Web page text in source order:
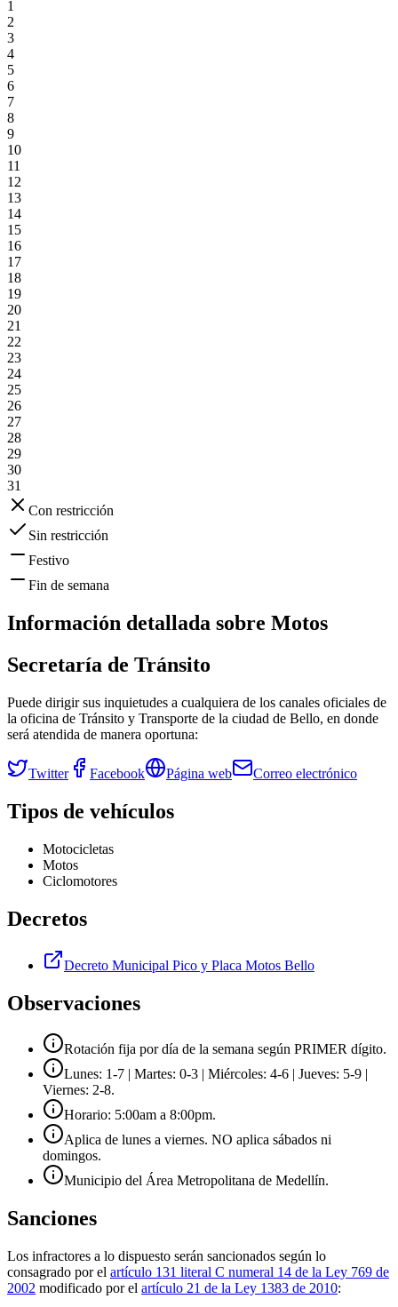
1
2
3
4
5
6
7
8
9
10
11
12
13
14
15
16
17
18
19
20
21
22
23
24
25
26
27
28
29
30
31
Con restricción
Sin restricción
Festivo
Fin de semana
Información detallada sobre Motos
Secretaría de Tránsito
Puede dirigir sus inquietudes a cualquiera de los canales oficiales de
la oficina de Tránsito y Transporte de la ciudad de Bello, en donde
será atendida de manera oportuna:
Twitter Facebook Página web Correo electrónico
Tipos de vehículos
Motocicletas
Motos
Ciclomotores
Decretos
Decreto Municipal Pico y Placa Motos Bello
Observaciones
Rotación fija por día de la semana según PRIMER dígito.
Lunes: 1-7 | Martes: 0-3 | Miércoles: 4-6 | Jueves: 5-9 |
Viernes: 2-8.
Horario: 5:00am a 8:00pm.
Aplica de lunes a viernes. NO aplica sábados ni
domingos.
Municipio del Área Metropolitana de Medellín.
Sanciones
Los infractores a lo dispuesto serán sancionados según lo
consagrado por el artículo 131 literal C numeral 14 de la Ley 769 de
2002 modificado por el artículo 21 de la Ley 1383 de 2010: